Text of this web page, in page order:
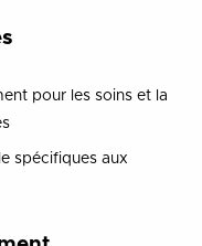
pour les soins et la
spécifiques aux